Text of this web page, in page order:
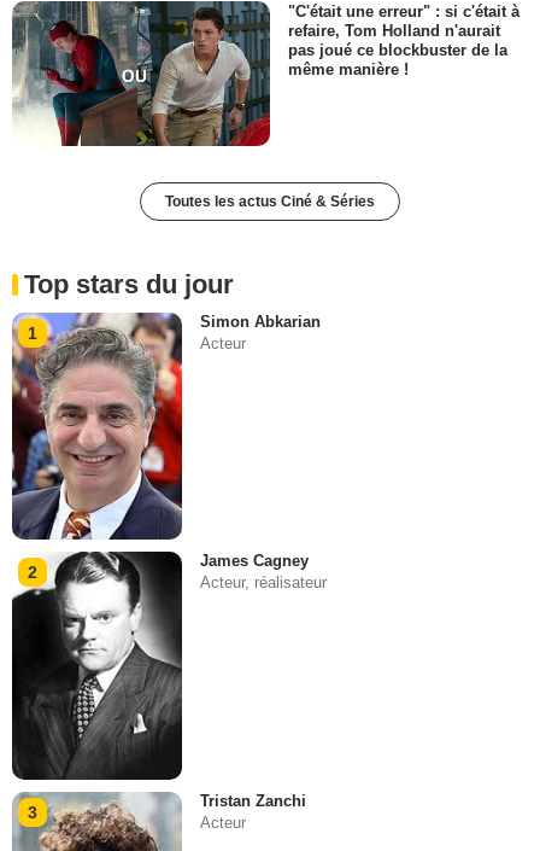
"C'était une erreur" : si c'était à
refaire, Tom Holland n'aurait
pas joué ce blockbuster de la
même manière !
Toutes les actus Ciné & Séries
Top stars du jour
1
Simon Abkarian
Acteur
2
James Cagney
Acteur, réalisateur
3
Tristan Zanchi
Acteur